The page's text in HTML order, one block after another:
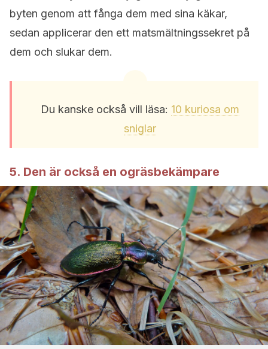
byten genom att fånga dem med sina käkar,
sedan applicerar den ett matsmältningssekret på
dem och slukar dem.
Du kanske också vill läsa: 10 kuriosa om
sniglar
5. Den är också en ogräsbekämpare